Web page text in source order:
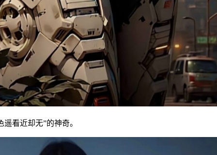
看近却无”的神奇。